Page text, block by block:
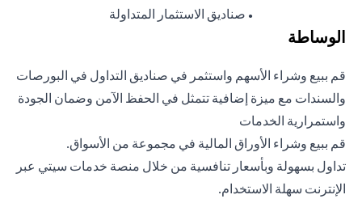
● صناديق الاستثمار المتداولة
الوساطة
قم ببيع وشراء الأسهم واستثمر في صناديق التداول في البورصات
والسندات مع ميزة إضافية تتمثل في الحفظ الآمن وضمان الجودة
واستمرارية الخدمات
قم ببيع وشراء الأوراق المالية في مجموعة من الأسواق.
تداول بسهولة وبأسعار تنافسية من خلال منصة خدمات سيتي عبر
الإنترنت سهلة الاستخدام.